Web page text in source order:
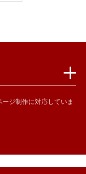
ジ制作に対応していま